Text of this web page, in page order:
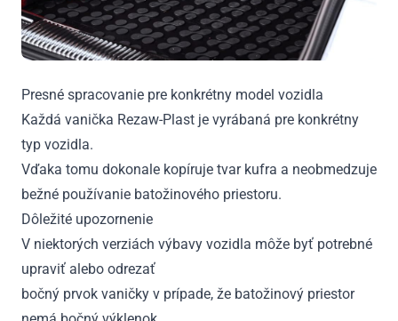
Presné spracovanie pre konkrétny model vozidla
Každá vanička Rezaw-Plast je vyrábaná pre konkrétny
typ vozidla.
Vďaka tomu dokonale kopíruje tvar kufra a neobmedzuje
bežné používanie batožinového priestoru.
Dôležité upozornenie
V niektorých verziách výbavy vozidla môže byť potrebné
upraviť alebo odrezať
bočný prvok vaničky v prípade, že batožinový priestor